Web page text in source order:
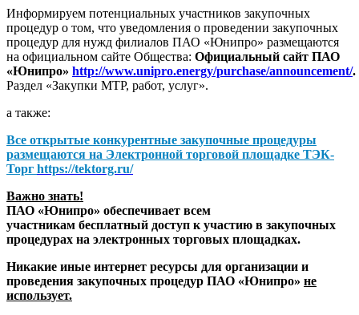
Информируем потенциальных участников закупочных
процедур о том, что уведомления о проведении закупочных
процедур для нужд филиалов ПАО «Юнипро» размещаются
на официальном сайте Общества: Официальный сайт ПАО
«Юнипро» http://www.unipro.energy/purchase/announcement/.
Раздел «Закупки МТР, работ, услуг».
а также:
Все открытые конкурентные закупочные процедуры
размещаются на Электронной торговой площадке ТЭК-
Торг https://tektorg.ru/
Важно знать!
ПАО «Юнипро» обеспечивает всем
участникам бесплатный доступ к участию в закупочных
процедурах на электронных торговых площадках.
Никакие иные интернет ресурсы для организации и
проведения закупочных процедур ПАО «Юнипро» не
использует.